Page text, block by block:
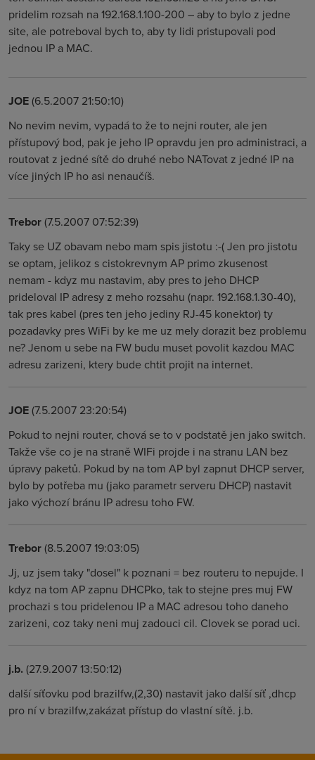
pridelim rozsah na 192.168.1.100-200 – aby to bylo z jedne
site, ale potreboval bych to, aby ty lidi pristupovali pod
jednou IP a MAC.
JOE(6.5.2007 21:50:10)
No nevim nevim, vypadá to že to nejni router, ale jen
přístupový bod, pak je jeho IP opravdu jen pro administraci, a
routovat z jedné sítě do druhé nebo NATovat z jedné IP na
více jiných IP ho asi nenaučíš.
Trebor(7.5.2007 07:52:39)
Taky se UZ obavam nebo mam spis jistotu :-( Jen pro jistotu
se optam, jelikoz s cistokrevnym AP primo zkusenost
nemam - kdyz mu nastavim, aby pres to jeho DHCP
prideloval IP adresy z meho rozsahu (napr. 192.168.1.30-40),
tak pres kabel (pres ten jeho jediny RJ-45 konektor) ty
pozadavky pres WiFi by ke me uz mely dorazit bez problemu
ne? Jenom u sebe na FW budu muset povolit kazdou MAC
adresu zarizeni, ktery bude chtit projit na internet.
JOE(7.5.2007 23:20:54)
Pokud to nejni router, chová se to v podstatě jen jako switch.
Takže vše co je na straně WIFi projde i na stranu LAN bez
úpravy paketů. Pokud by na tom AP byl zapnut DHCP server,
bylo by potřeba mu (jako parametr serveru DHCP) nastavit
jako výchozí bránu IP adresu toho FW.
Trebor(8.5.2007 19:03:05)
Jj, uz jsem taky "dosel" k poznani = bez routeru to nepujde. I
kdyz na tom AP zapnu DHCPko, tak to stejne pres muj FW
prochazi s tou pridelenou IP a MAC adresou toho daneho
zarizeni, coz taky neni muj zadouci cil. Clovek se porad uci.
j.b. (27.9.2007 13:50:12)
další síťovku pod brazilfw,(2,30) nastavit jako další síť ,dhcp
pro ní v brazilfw,zakázat přístup do vlastní sítě. j.b.